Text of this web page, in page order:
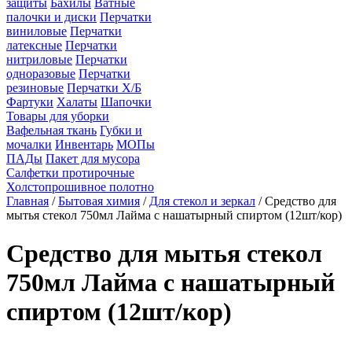
защиты Бахилы Ватные
палочки и диски Перчатки
виниловые Перчатки
латексные Перчатки
нитриловые Перчатки
одноразовые Перчатки
резиновые Перчатки Х/Б
Фартуки Халаты Шапочки
Товары для уборки
Вафельная ткань Губки и
мочалки Инвентарь МОПы
ПАДы Пакет для мусора
Салфетки протирочные
Холстопрошивное полотно
Главная /Бытовая химия / Для стекол и зеркал / Средство для
мытья стекол 750мл Лайма с нашатырный спиртом (12шт/кор)
Средство для мытья стекол
750мл Лайма с нашатырный
спиртом (12шт/кор)